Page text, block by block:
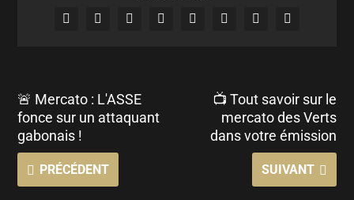
🚨 Mercato : L'ASSE
fonce sur un attaquant
gabonais !
PRÉCÉDENT
📺 Tout savoir sur le
mercato des Verts
dans votre émission
SUIVANT